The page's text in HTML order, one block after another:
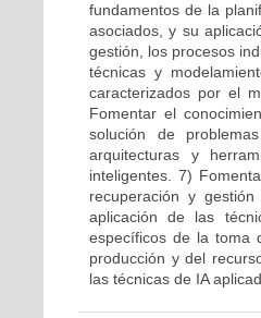
fundamentos de la
asociados, y su
gestión, los procesos
técnicas y
caracterizados por el
Fomentar el
solución de
arquitecturas y
inteligentes. 7)
recuperación y
aplicación de las
específicos de la toma
producción y del
las técnicas de IA